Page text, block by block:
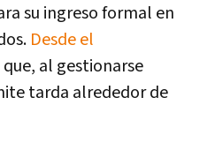
su ingreso formal en
Desde el
al gestionarse
tarda alrededor de